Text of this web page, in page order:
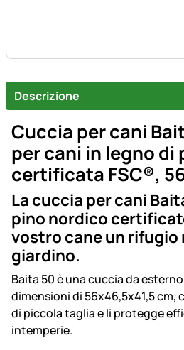
Descrizione
Cuccia per cani
per cani in legno di
certificata FSC®,
La cuccia per cani
pino nordico
vostro cane un rifugio
giardino.
Baita 50 è una cuccia da
dimensioni di 56x46,5x41,5 cm,
di piccola taglia e li protegge
intemperie.